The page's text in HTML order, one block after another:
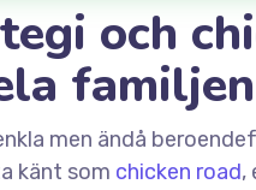
och
men ändå
känt som chicken road,